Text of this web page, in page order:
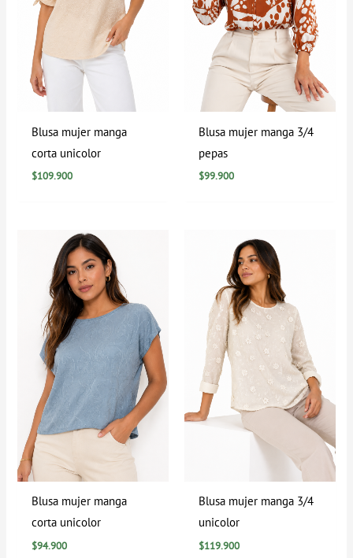
Blusa mujer manga
corta unicolor
$109.900
Blusa mujer manga 3/4
pepas
$99.900
Blusa mujer manga
corta unicolor
$94.900
Blusa mujer manga 3/4
unicolor
$119.900